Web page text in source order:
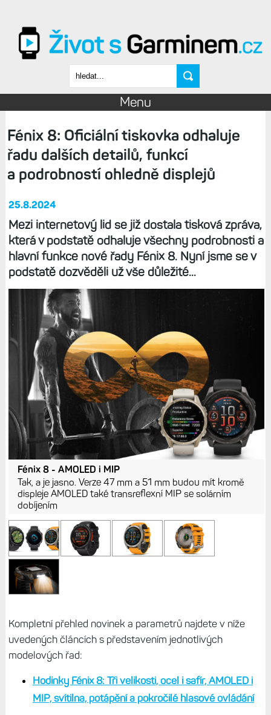
Vyhledávání
Menu
Fénix 8: Oficiální tiskovka odhaluje
řadu dalších detailů, funkcí
a podrobností ohledně displejů
25.8.2024
Mezi internetový lid se již dostala tisková zpráva,
která v podstatě odhaluje všechny podrobnosti a
hlavní funkce nové řady Fénix 8. Nyní jsme se v
podstatě dozvěděli už vše důležité...
Fénix 8 - AMOLED i MIP
Tak, a je jasno. Verze 47 mm a 51 mm budou mít kromě
displeje AMOLED také transreflexní MIP se solárním
dobíjením
Kompletní přehled novinek a parametrů najdete v níže
uvedených článcích s představením jednotlivých
modelových řad:
Hodinky Fénix 8: Tři velikosti, ocel i safír, AMOLED i
MIP, svítilna, potápění a pokročilé hlasové ovládání